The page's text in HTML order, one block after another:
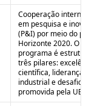
Cooperação
em pesquisa e
(P&I) por meio do
Horizonte 2020. O
programa é
três pilares:
científica, liderança
industrial e
promovida pela UE.